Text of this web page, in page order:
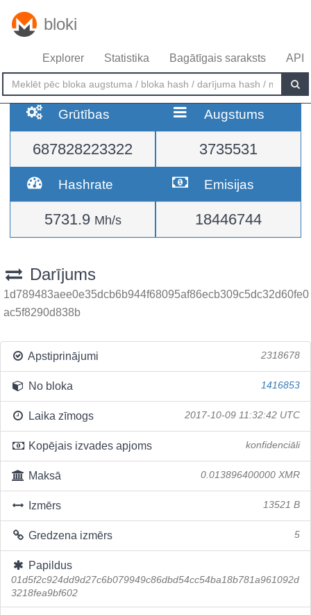
bloki
Explorer Statistika Bagātīgais saraksts API
Grūtības
687828223322
Augstums
3735531
Hashrate
5731.9 Mh/s
Emisijas
18446744
Darījums
1d789483aee0e35dcb6b944f68095af86ecb309c5dc32d60fe0
ac5f8290d838b
Apstiprinājumi 2318678
No bloka 1416853
Laika zīmogs 2017-10-09 11:32:42 UTC
Kopējais izvades apjoms konfidenciāli
Maksā 0.013896400000 XMR
Izmērs 13521 B
Gredzena izmērs 5
Papildus
01d5f2c924dd9d27c6b079949c86dbd54cc54ba18b781a961092d
3218fea9bf602